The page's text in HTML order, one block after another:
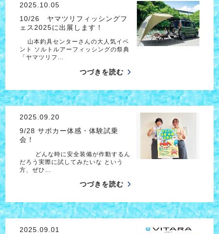
2025.10.05
10/26 ヤマツリフィッシングフ
ェス2025に出展します！
山本釣具センターさんの大人気イベ
ント ソルトルアーフィッシングの祭典
「ヤマツリフ…
つづきを読む
2025.09.20
9/28 サポカー体感・体験試乗
会！
どんな時に安全装備が作動するん
だろう実際に試してみたいな という
方、ぜひ…
つづきを読む
2025.09.01